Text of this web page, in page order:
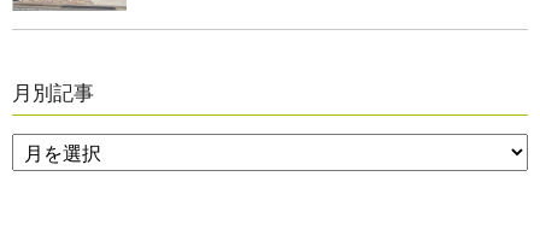
月別記事